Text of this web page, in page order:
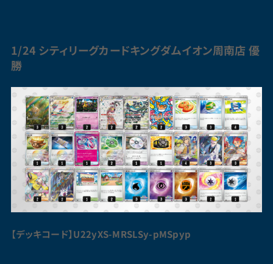
1/24 シティリーグカードキングダムイオン周南店 優
勝
【デッキコード】U22yXS-MRSLSy-pMSpyp